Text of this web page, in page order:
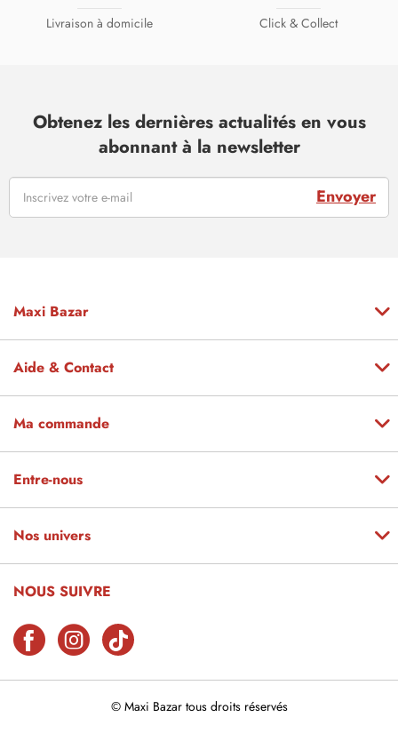
Livraison à domicile Click & Collect
Obtenez les dernières actualités en vous
abonnant à la newsletter
Envoyer
Maxi Bazar
Aide & Contact
Ma commande
Entre-nous
Nos univers
NOUS SUIVRE
© Maxi Bazar tous droits réservés